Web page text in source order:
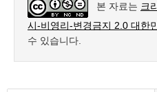
본 자료는 크
시-비영리-변경금지 2.0 대한
수 있습니다.